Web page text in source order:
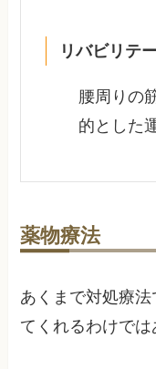
リバビリテ
腰周りの
的とした
薬物療法
あくまで対処療
てくれるわけでは